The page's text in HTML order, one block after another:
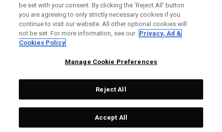
Topgolf Callaway Brands.
All rights reserved.
be set with your consent. By clicking the ‘Reject All' button
you are agreeing to only strictly necessary cookies if you
continue to visit our website. All other optional cookies will
not be set. For more information, see our Privacy, Ad &
Cookies Policy
Manage Cookie Preferences
Reject All
Accept All